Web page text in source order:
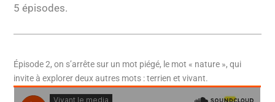
5 épisodes.
Épisode 2, on s’arrête sur un mot piégé, le mot « nature », qui
invite à explorer deux autres mots : terrien et vivant.